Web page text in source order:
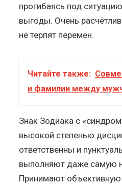
прогибаясь под
выгоды. Очень
не терпят перемен.
Читайте также:
и фамилии между
Знак Зодиака с
высокой степенью
ответственны и
выполняют даже самую
Принимают объективную